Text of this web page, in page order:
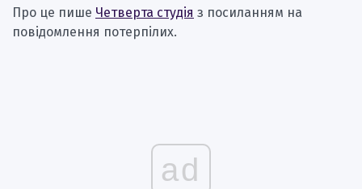
Про це пише Четверта студія з посиланням на
повідомлення потерпілих.
ad